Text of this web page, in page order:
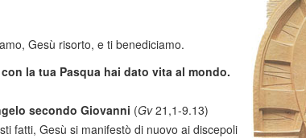
Gesù risorto, e ti benediciamo.
la tua Pasqua hai dato vita al mondo.
secondo Giovanni (Gv21,1-9.13)
fatti, Gesù si manifestò di nuovo ai discepoli